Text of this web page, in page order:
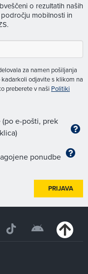
o rezultatih naših
mobilnosti in
za namen pošiljanja
odjavite s klikom na
preberete v naši Politiki
e-pošti, prek
ponudbe
PRIJAVA